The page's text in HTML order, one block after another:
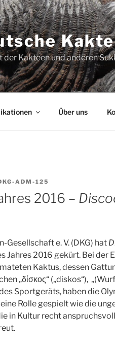
der Kakteen und anderen
Über uns
ADM-125
2016 –
Gesellschaft e. V. (DKG) hat
Jahres 2016 gekürt. Bei der
Kaktus, dessen
„δίσκος“ („diskos“),
Sportgeräts, haben die
Rolle gespielt wie die
in Kultur recht